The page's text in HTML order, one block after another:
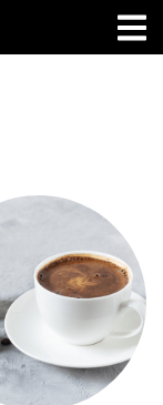
Epicerie